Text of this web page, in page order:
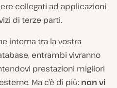
collegati ad applicazioni
di terze parti.
interna tra la vostra
entrambi vivranno
prestazioni migliori
Ma c’è di più: non vi